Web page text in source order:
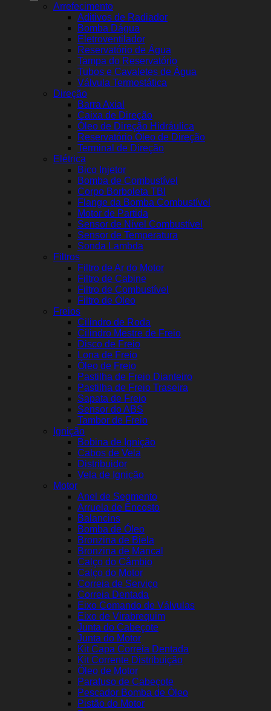
Arrefecimento
Aditivos de Radiador
Bomba Dágua
Eletroventilador
Reservatório de Água
Tampa do Reservatório
Tubos e Cavaletes de Água
Válvula Termostática
Direção
Barra Axial
Caixa de Direção
Óleo de Direção Hidráulica
Reservatório Óleo de Direção
Terminal de Direção
Elétrica
Bico Injetor
Bomba de Combustível
Corpo Borboleta TBI
Flange da Bomba Combustível
Motor de Partida
Sensor de Nível Combustível
Sensor de Temperatura
Sonda Lambda
Filtros
Filtro de Ar do Motor
Filtro de Cabine
Filtro de Combustível
Filtro de Óleo
Freios
Cilindro de Roda
Cilindro Mestre de Freio
Disco de Freio
Lona de Freio
Óleo de Freio
Pastilha de Freio Dianteiro
Pastilha de Freio Traseira
Sapata de Freio
Sensor do ABS
Tambor de Freio
Ignição
Bobina de Ignição
Cabos de Vela
Distribuidor
Vela de Ignição
Motor
Anel de Segmento
Arruela de Encosto
Balancins
Bomba de Óleo
Bronzina de Biela
Bronzina de Mancal
Calço do Câmbio
Calço do Motor
Correia de Serviço
Correia Dentada
Eixo Comando de Válvulas
Eixo de Virabrequim
Junta do Cabeçote
Junta do Motor
Kit Capa Correia Dentada
Kit Corrente Distribuição
Óleo de Motor
Parafuso de Cabeçote
Pescador Bomba de Óleo
Pistão do Motor